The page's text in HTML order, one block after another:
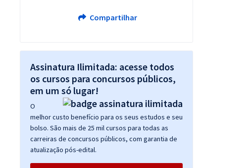
Compartilhar
Assinatura Ilimitada: acesse todos
os cursos para concursos públicos,
em um só lugar!
O
melhor custo benefício para os seus estudos e seu
bolso. São mais de 25 mil cursos para todas as
carreiras de concursos públicos, com garantia de
atualização pós-edital.